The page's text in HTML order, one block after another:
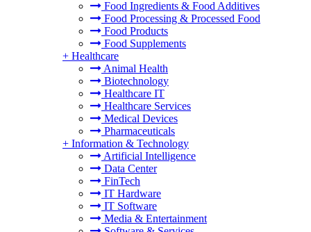
Food Ingredients & Food Additives
Food Processing & Processed Food
Food Products
Food Supplements
+ Healthcare
Animal Health
Biotechnology
Healthcare IT
Healthcare Services
Medical Devices
Pharmaceuticals
+ Information & Technology
Artificial Intelligence
Data Center
FinTech
IT Hardware
IT Software
Media & Entertainment